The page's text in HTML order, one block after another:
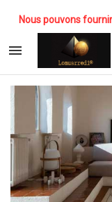
Nous pouvons
